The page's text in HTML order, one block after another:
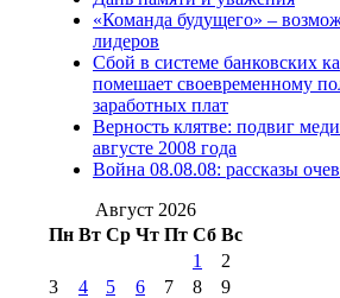
(15)№98 1 августа 2015 г
августа 2016 г(10)№98 5
№98 8 августа 2013 г
августа 2012 г(14)
2017 г(9)
№99
2016 г(12) №99 8 июля 2014
августа 2012 г(11)
августа 2013 г
(12)
«Команда будущего» –
лидеров
Сбой в системе банковских
помешает своевременному
заработных плат
Верность клятве: подвиг
августе 2008 года
Война 08.08.08: рассказы
Август 2026
Пн Вт Ср Чт Пт Сб Вс
1
2
3
4 5 6 7 8
9